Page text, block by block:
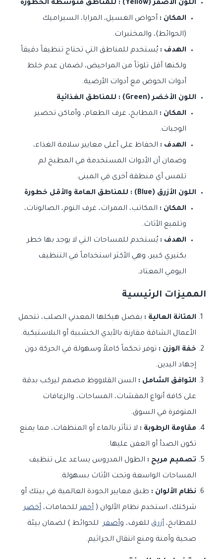
اللون الأصفر (Yellow) : للمناطق متوسطة الخطورة
المكان : أحواض الغسيل، المرايا، السيراميك
(الحوائط)، والمختبرات.
الهدف : يُستخدم للمناطق التي تحتاج تنظيفاً دقيقاً
ولكنها أقل تلوثاً من المراحيض، لضمان عدم خلط
أدوات الحوض مع أدوات الأرضية.
اللون الأخضر (Green) : للمناطق الغذائية
المكان : المطابخ، غرف الطعام، وأماكن تحضير
الوجبات.
الهدف : الحفاظ على أعلى معايير سلامة الغذاء،
وضمان أن الأدوات المستخدمة في المطبخ لم
تلمس أي منطقة أخرى في المبنى.
اللون الأزرق (Blue) : للمناطق العامة والأقل خطورة
المكان : المكاتب، الممرات، غرف النوم، الصالونات،
وتلميع الأثاث.
الهدف : يُستخدم للمساحات التي لا يوجد بها خطر
بكتيري كبير، وهي الأكثر استخداماً في التنظيف
اليومي المعتاد.
المميزات الرئيسية
المتانة العالية : بفضل هيكلها المعدني الصلب، تتحمل
الأعمال الشاقة مقارنة بالأيدي الخشبية أو البلاستيكية.
خفة الوزن : توفر تحكماً كاملاً وسهولة في الحركة دون
إجهاد اليدين.
التوافق الشامل : السن القلاووظ مصمم ليركب بدقة
على كافة أنواع المقشات، المساحات، والزعافات
المتوفرة في السوق.
مقاومة الرطوبة : لا تتأثر بالماء أو المنظفات، مما يمنع
تكون الصدأ أو العفن عليها.
تصميم مريح : الطول المدروس يساعد على تنظيف
المساحات الواسعة وتحت الأثاث بسهولة.
نظام الألوان : طبق معايير الجودة العالمية في بيتك أو
شركتك، استخدم نظام الألوان ( أحمرللحمامات، أخضر
للمطابخ، أزرق للغرف، وأصفرللحوائط ) لضمان بيئة
صحية وآمنة ومنع انتقال الجراثيم.